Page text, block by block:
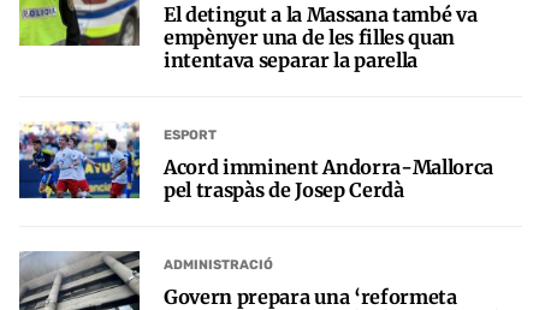
El detingut a la Massana també va
empènyer una de les filles quan
intentava separar la parella
ESPORT
Acord imminent Andorra-Mallorca
pel traspàs de Josep Cerdà
ADMINISTRACIÓ
Govern prepara una ‘reformeta